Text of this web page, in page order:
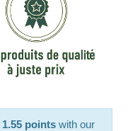
1.55 points with our